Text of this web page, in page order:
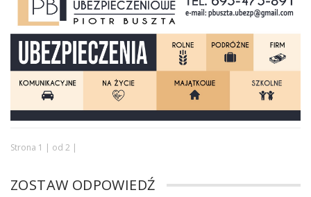
Strona 1 | od 2 |
ZOSTAW ODPOWIEDŹ